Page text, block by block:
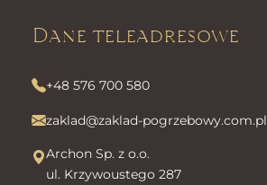
Dane teleadresowe
+48 576 700 580
zaklad@zaklad-pogrzebowy.com.pl
Archon Sp. z o.o.
ul. Krzywoustego 287